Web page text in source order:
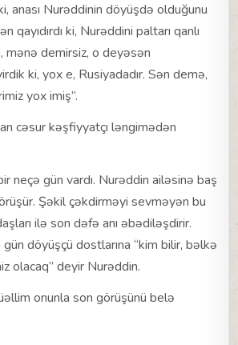
anası Nurəddinin döyüşdə olduğunu
qayıdırdı ki, Nurəddini paltarı qanlı
mənə demirsiz, o deyəsən
ki, yox e, Rusiyadadır. Sən demə,
yox imiş”.
cəsur kəşfiyyatçı ləngimədən
neçə gün vardı. Nurəddin ailəsinə baş
Şəkil çəkdirməyi sevməyən bu
ilə son dəfə anı əbədiləşdirir.
döyüşçü dostlarına “kim bilir, bəlkə
olacaq” deyir Nurəddin.
onunla son görüşünü belə